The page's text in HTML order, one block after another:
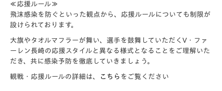
≪応援ルール≫
飛沫感染を防ぐといった観点から、応援ルールについても制限が
設けられております。
大旗やタオルマフラーが舞い、選手を鼓舞していただくV・ファ
ーレン長崎の応援スタイルと異なる様式となることをご理解いた
だき、共に感染予防を徹底していきましょう。
観戦・応援ルールの詳細は、 こちら をご覧ください